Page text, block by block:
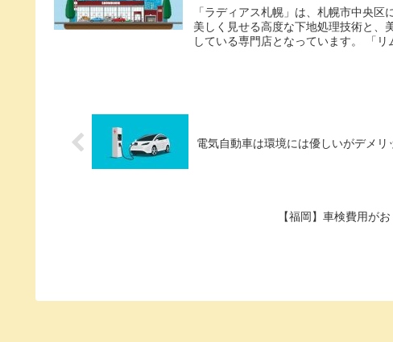
「ラディアス札幌」は、札幌市中央
美しく見せる高度な下地処理技術と、
している専門店となっています。 「リ
電気自動車は環境には優しいがデメ
【福岡】車検費用が